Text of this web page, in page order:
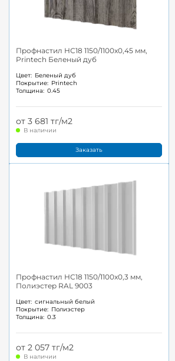
Профнастил НС18 1150/1100x0,45 мм,
Printech Беленый дуб
Цвет: Беленый дуб
Покрытие: Printech
Толщина: 0.45
от 3 681 тг/м2
В наличии
Заказать
Профнастил НС18 1150/1100x0,3 мм,
Полиэстер RAL 9003
Цвет: сигнальный белый
Покрытие: Полиэстер
Толщина: 0.3
от 2 057 тг/м2
В наличии